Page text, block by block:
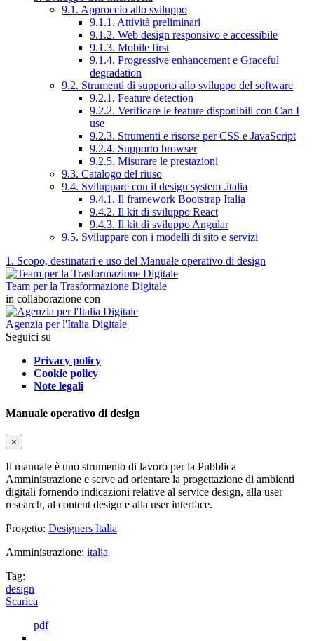
9.1. Approccio allo sviluppo
9.1.1. Attività preliminari
9.1.2. Web design responsivo e accessibile
9.1.3. Mobile first
9.1.4. Progressive enhancement e Graceful
degradation
9.2. Strumenti di supporto allo sviluppo del software
9.2.1. Feature detection
9.2.2. Verificare le feature disponibili con Can I
use
9.2.3. Strumenti e risorse per CSS e JavaScript
9.2.4. Supporto browser
9.2.5. Misurare le prestazioni
9.3. Catalogo del riuso
9.4. Sviluppare con il design system .italia
9.4.1. Il framework Bootstrap Italia
9.4.2. Il kit di sviluppo React
9.4.3. Il kit di sviluppo Angular
9.5. Sviluppare con i modelli di sito e servizi
1. Scopo, destinatari e uso del Manuale operativo di design
Team per la Trasformazione Digitale
in collaborazione con
Agenzia per l'Italia Digitale
Seguici su
Privacy policy
Cookie policy
Note legali
Manuale operativo di design
×
Il manuale è uno strumento di lavoro per la Pubblica
Amministrazione e serve ad orientare la progettazione di ambienti
digitali fornendo indicazioni relative al service design, alla user
research, al content design e alla user interface.
Progetto: Designers Italia
Amministrazione: italia
Tag:
design
Scarica
pdf